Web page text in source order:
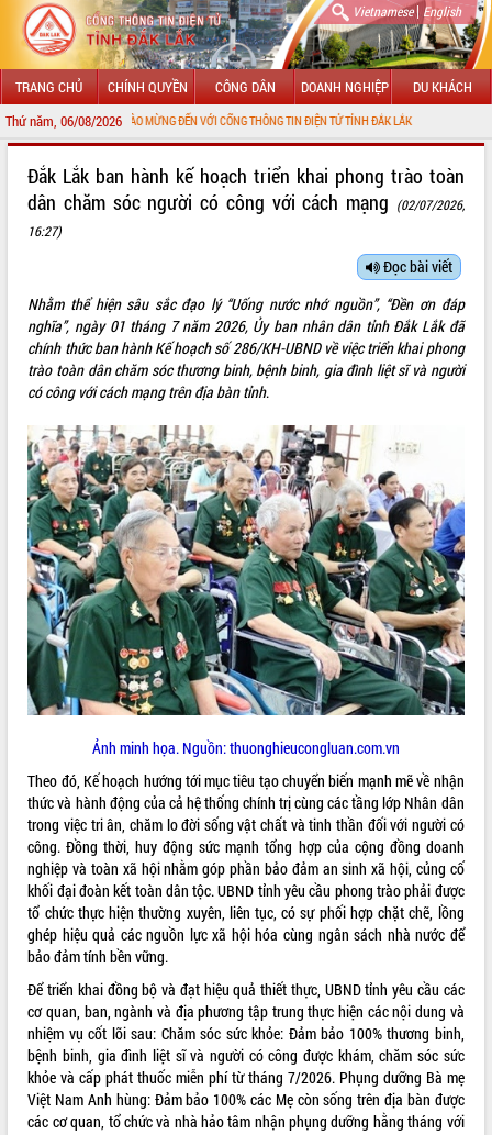
Vietnamese| English
TRANG CHỦ CHÍNH QUYỀN CÔNG DÂN DOANH NGHIỆP DU KHÁCH
Thứ năm, 06/08/2026CHÀO MỪNG ĐẾN VỚI CỔNG THÔNG TIN ĐIỆN TỬ TỈNH ĐẮK LẮK
GIỚI THIỆU
LÃNH ĐẠO UBND TỈNH
SỞ, BAN, NGÀNH
UBND CÁC XÃ, PHƯỜNG
THÔNG TIN CHỈ ĐẠO ĐIỀU HÀNH
HỆ THỐNG VĂN BẢN
VĂN BẢN HĐND TỈNH
ĐIỂM TIN VĂN BẢN
QUY HOẠCH - KẾ HOẠCH
VIDEO
Đắk Lắk ban hành kế hoạch triển khai phong trào toàn
dân chăm sóc người có công với cách mạng (02/07/2026,
16:27)
Đọc bài viết
Nhằm thể hiện sâu sắc đạo lý “Uống nước nhớ nguồn”, “Đền ơn đáp
nghĩa”, ngày 01 tháng 7 năm 2026, Ủy ban nhân dân tỉnh Đắk Lắk đã
chính thức ban hành Kế hoạch số 286/KH-UBND về việc triển khai phong
trào toàn dân chăm sóc thương binh, bệnh binh, gia đình liệt sĩ và người
có công với cách mạng trên địa bàn tỉnh.
Ảnh minh họa. Nguồn: thuonghieucongluan.com.vn
Theo đó, Kế hoạch hướng tới mục tiêu tạo chuyển biến mạnh mẽ về nhận
thức và hành động của cả hệ thống chính trị cùng các tầng lớp Nhân dân
trong việc tri ân, chăm lo đời sống vật chất và tinh thần đối với người có
công. Đồng thời, huy động sức mạnh tổng hợp của cộng đồng doanh
nghiệp và toàn xã hội nhằm góp phần bảo đảm an sinh xã hội, củng cố
khối đại đoàn kết toàn dân tộc. UBND tỉnh yêu cầu phong trào phải được
tổ chức thực hiện thường xuyên, liên tục, có sự phối hợp chặt chẽ, lồng
ghép hiệu quả các nguồn lực xã hội hóa cùng ngân sách nhà nước để
bảo đảm tính bền vững.
Để triển khai đồng bộ và đạt hiệu quả thiết thực, UBND tỉnh yêu cầu các
cơ quan, ban, ngành và địa phương tập trung thực hiện các nội dung và
nhiệm vụ cốt lõi sau: Chăm sóc sức khỏe: Đảm bảo 100% thương binh,
bệnh binh, gia đình liệt sĩ và người có công được khám, chăm sóc sức
khỏe và cấp phát thuốc miễn phí từ tháng 7/2026. Phụng dưỡng Bà mẹ
Việt Nam Anh hùng: Đảm bảo 100% các Mẹ còn sống trên địa bàn được
các cơ quan, tổ chức và nhà hảo tâm nhận phụng dưỡng hằng tháng với